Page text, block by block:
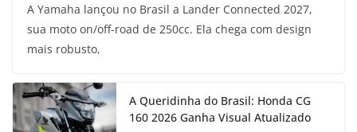
A Yamaha lançou no Brasil a Lander Connected 2027,
sua moto on/off-road de 250cc. Ela chega com design
mais robusto,
A Queridinha do Brasil: Honda CG
160 2026 Ganha Visual Atualizado